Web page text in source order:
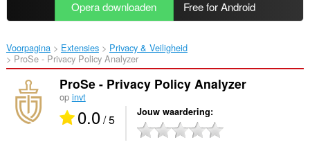
Opera downloaden Free for Android
Voorpagina Extensies
Privacy & Veiligheid
ProSe - Privacy Policy Analyzer‎
ProSe - Privacy Policy Analyzer
op invt
0.0/ 5 Jouw waardering